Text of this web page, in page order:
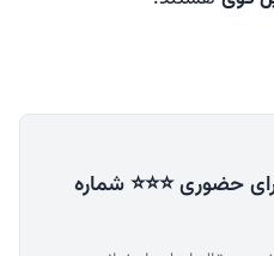
حضوری ⭐⭐⭐ شماره